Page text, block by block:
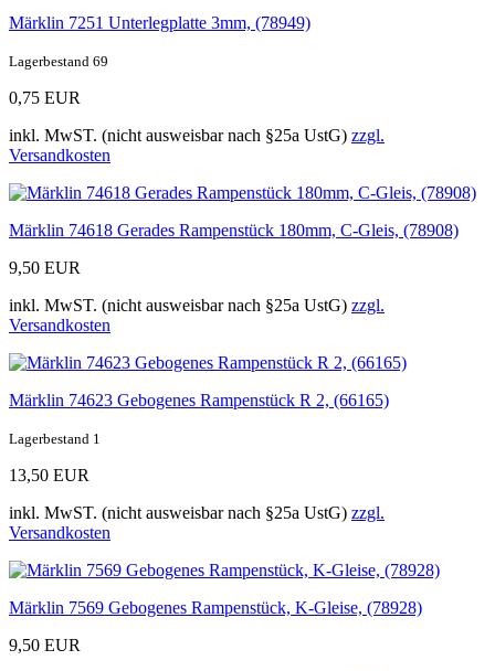
Märklin 7251 Unterlegplatte 3mm, (78949)
Lagerbestand 69
0,75 EUR
inkl. MwST. (nicht ausweisbar nach §25a UstG) zzgl.
Versandkosten
Märklin 74618 Gerades Rampenstück 180mm, C-Gleis, (78908)
9,50 EUR
inkl. MwST. (nicht ausweisbar nach §25a UstG) zzgl.
Versandkosten
Märklin 74623 Gebogenes Rampenstück R 2, (66165)
Lagerbestand 1
13,50 EUR
inkl. MwST. (nicht ausweisbar nach §25a UstG) zzgl.
Versandkosten
Märklin 7569 Gebogenes Rampenstück, K-Gleise, (78928)
9,50 EUR